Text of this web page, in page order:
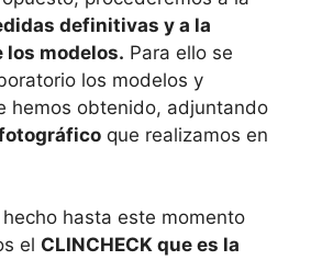
definitivas y a la
los modelos. Para ello se
los modelos y
hemos obtenido, adjuntando
que realizamos en
hasta este momento
el CLINCHECK que es la